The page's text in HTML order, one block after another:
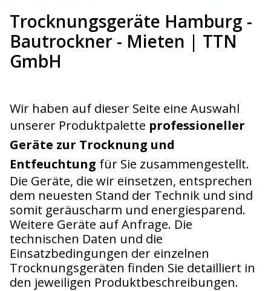
Trocknungsgeräte Hamburg -
Bautrockner - Mieten | TTN
GmbH
Wir haben auf dieser Seite eine Auswahl
unserer Produktpalette professioneller
Geräte zur Trocknung und
Entfeuchtung für Sie zusammengestellt.
Die Geräte, die wir einsetzen, entsprechen
dem neuesten Stand der Technik und sind
somit geräuscharm und energiesparend.
Weitere Geräte auf Anfrage. Die
technischen Daten und die
Einsatzbedingungen der einzelnen
Trocknungsgeräten finden Sie detailliert in
den jeweiligen Produktbeschreibungen.